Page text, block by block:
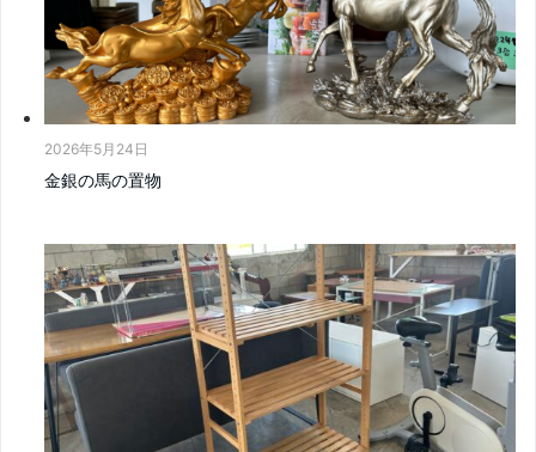
2026年5月24日
金銀の馬の置物